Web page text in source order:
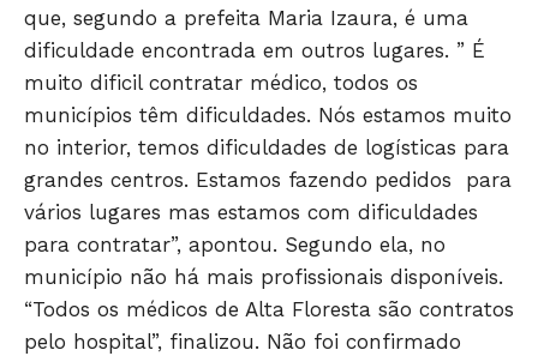
HOME
POLÍTICA
POLÍCIA
ESPORTES
ECONOMIA
OPINIÃO
EDUCAÇÃO
que, segundo a prefeita Maria Izaura, é uma
dificuldade encontrada em outros lugares. ” É
muito dificil contratar médico, todos os
municípios têm dificuldades. Nós estamos muito
no interior, temos dificuldades de logísticas para
grandes centros. Estamos fazendo pedidos para
vários lugares mas estamos com dificuldades
para contratar”, apontou. Segundo ela, no
município não há mais profissionais disponíveis.
“Todos os médicos de Alta Floresta são contratos
pelo hospital”, finalizou. Não foi confirmado